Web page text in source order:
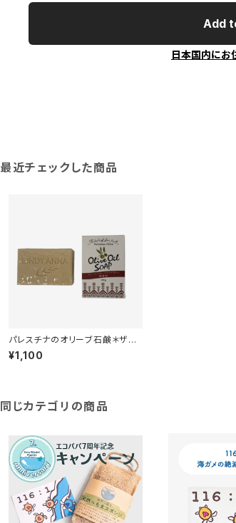
Add
日本国内にお
最近チェックした商品
パレスチナのオリーブ石鹸＊ザク
ロ入り＊食用ヴァージン＊オリー
ブオイルだけを原料とした貴重な
¥1,100
同じカテゴリの商品